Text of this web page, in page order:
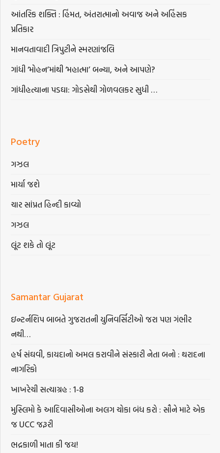
આંતરિક શક્તિ : હિંમત, અંતરાત્માનો અવાજ અને અહિંસક
પ્રતિકાર
માનવતાવાદી ત્રિપુટીને સ્મરણાંજલિ
ગાંધી ‘મોહન’માંથી ‘મહાત્મા’ બન્યા, અને આપણે?
ગાંધીહત્યાના પડઘા: ગોડસેથી ગોળવલકર સુધી …
Poetry
ગઝલ
માર્યા જશે
ચાર સાંપ્રત હિન્દી કાવ્યો
ગઝલ
લૂંટ શકે તો લૂંટ
Samantar Gujarat
ઇન્ટર્નશિપ બાબતે ગુજરાતની યુનિવર્સિટીઓ જરા પણ ગંભીર
નથી…
હર્ષ સંઘવી, કાયદાનો અમલ કરાવીને સંસ્કારી નેતા બનો : થરાદના
નાગરિકો
ખાખરેચી સત્યાગ્રહ : 1-8
મુસ્લિમો કે આદિવાસીઓના અલગ ચોકા બંધ કરો : સૌને માટે એક
જ UCC જરૂરી
ભદ્રકાળી માતા કી જય!